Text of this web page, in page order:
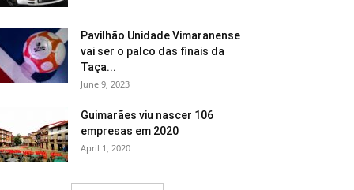
Pavilhão Unidade Vimaranense
vai ser o palco das finais da
Taça...
June 9, 2023
Guimarães viu nascer 106
empresas em 2020
April 1, 2020